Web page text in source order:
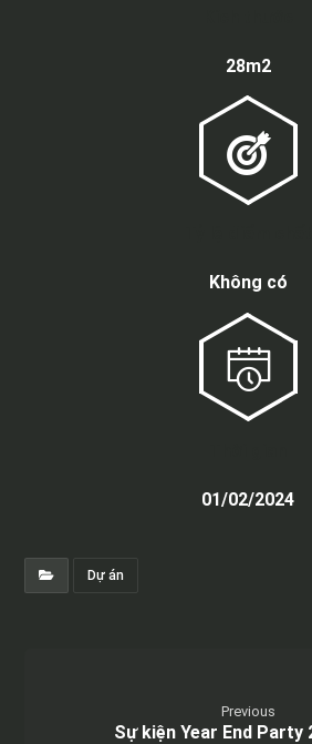
28m2
Không có
01/02/2024
Dự án
Previous
Sự kiện Year End Party